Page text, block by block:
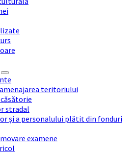
teritoriului
stradal
și a personalului plătit din fonduri
examene